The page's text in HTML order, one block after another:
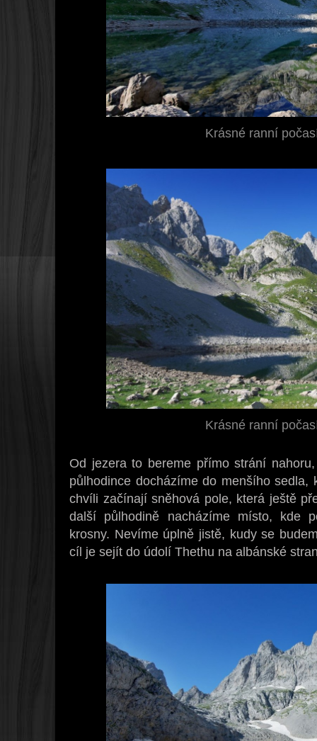
Krásné ranní
Krásné ranní
Od jezera to bereme přímo strání
půlhodince docházíme do menšího
chvíli začínají sněhová pole, která ještě
další půlhodině nacházíme místo, kde
krosny. Nevíme úplně jistě, kudy se
cíl je sejít do údolí Thethu na albánské